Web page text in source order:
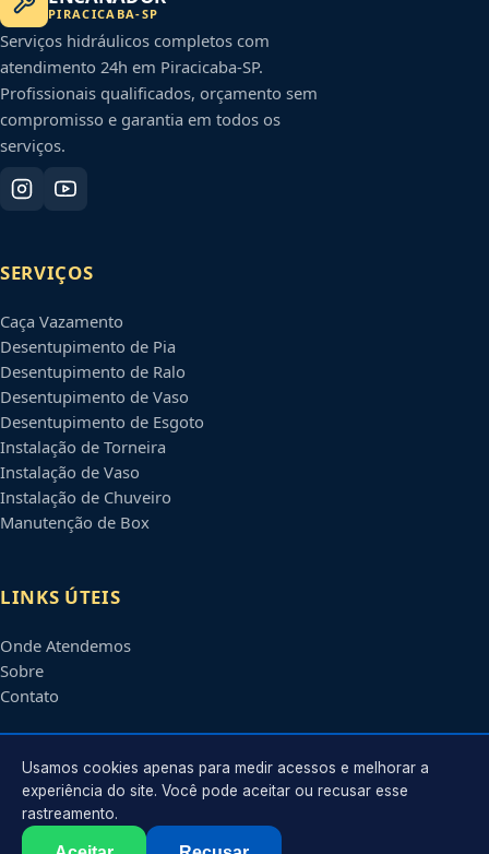
PIRACICABA-SP
Serviços hidráulicos completos com
atendimento 24h em Piracicaba-SP.
Profissionais qualificados, orçamento sem
compromisso e garantia em todos os
serviços.
SERVIÇOS
Caça Vazamento
Desentupimento de Pia
Desentupimento de Ralo
Desentupimento de Vaso
Desentupimento de Esgoto
Instalação de Torneira
Instalação de Vaso
Instalação de Chuveiro
Manutenção de Box
LINKS ÚTEIS
Onde Atendemos
Sobre
Contato
CONTATO
Atendimento em
contato@encanadorempiracicaba.com.br
Usamos cookies apenas para medir acessos e melhorar a
experiência do site. Você pode aceitar ou recusar esse
rastreamento.